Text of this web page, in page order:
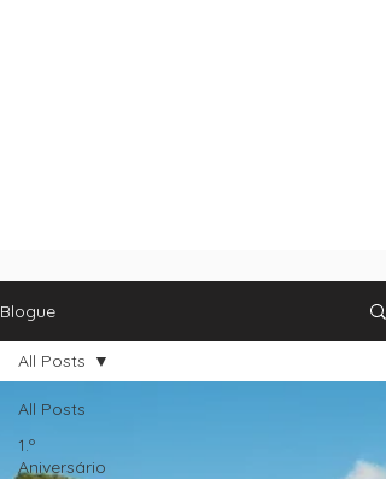
Blogue
All Posts
1.º
Aniversário
All Posts